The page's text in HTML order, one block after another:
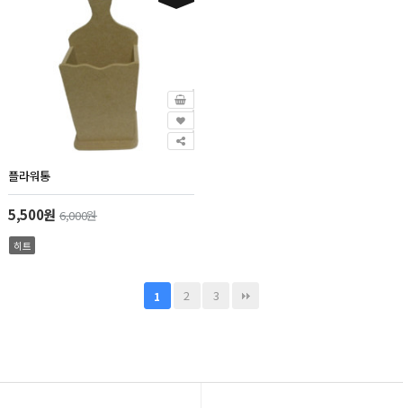
플라워통
5,500원 6,000원
히트
1 2 3